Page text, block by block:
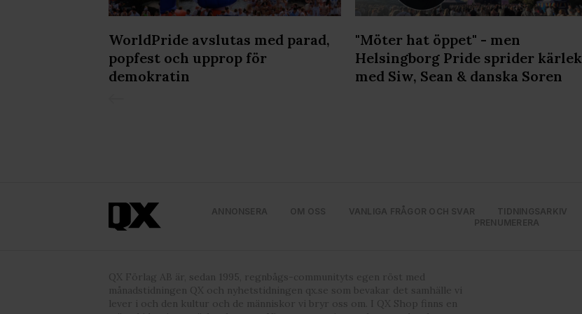
WorldPride avslutas med parad,
popfest och upprop för
demokratin
"Möter hat öppet" - men
Helsingborg Pride sprider kärlek
med Siw, Sean & danska Soren
ANNONSERA OM OSS VANLIGA FRÅGOR OCH SVAR TIDNINGSARKIV
PRENUMERERA
QX Förlag AB är, sedan 1995, regnbågs-communityts egen röst med
månadstidningen QX och nyhetstidningen qx.se som bevakar det samhälle vi
lever i och den kultur och de människor vi bryr oss om. I QX Shop finns en